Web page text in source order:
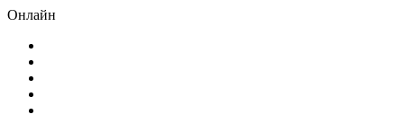
Онлайн